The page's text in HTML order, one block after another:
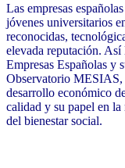
Las empresas
jóvenes universitarios
reconocidas,
elevada reputación.
Empresas Españolas y
Observatorio MESIAS,
desarrollo económico
calidad y su papel en
del bienestar social.